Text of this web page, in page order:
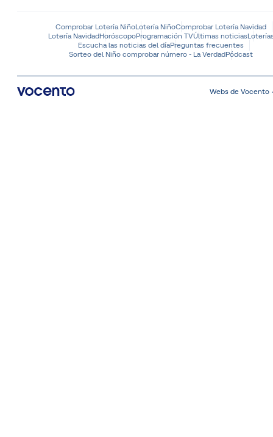
Comprobar Lotería NiñoLotería NiñoComprobar Lotería Navidad
Lotería NavidadHoróscopoProgramación TVÚltimas noticias
Escucha las noticias del díaPreguntas frecuentes
Sorteo del Niño comprobar número - La VerdadPódcast
Webs de Vocento